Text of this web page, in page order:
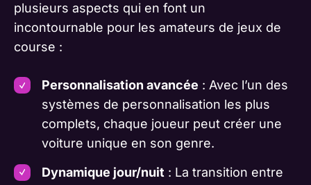
plusieurs aspects qui en font un
incontournable pour les amateurs de jeux de
course :
Personnalisation avancée : Avec l’un des
systèmes de personnalisation les plus
complets, chaque joueur peut créer une
voiture unique en son genre.
Dynamique jour/nuit : La transition entre